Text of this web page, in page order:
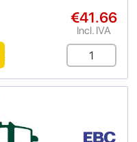
€41.66
Incl. IVA